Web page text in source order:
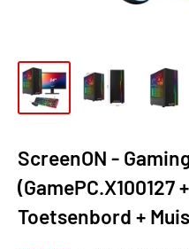
ScreenON -
Toetsenbord +